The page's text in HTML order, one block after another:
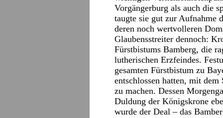
Vorgängerburg als auch die
taugte sie gut zur Aufnahme
deren noch wertvolleren
Glaubensstreiter dennoch:
Fürstbistums Bamberg, die
lutherischen Erzfeindes.
gesamten Fürstbistum zu
entschlossen hatten, mit dem
zu machen. Dessen
Duldung der Königskrone
wurde der Deal – das